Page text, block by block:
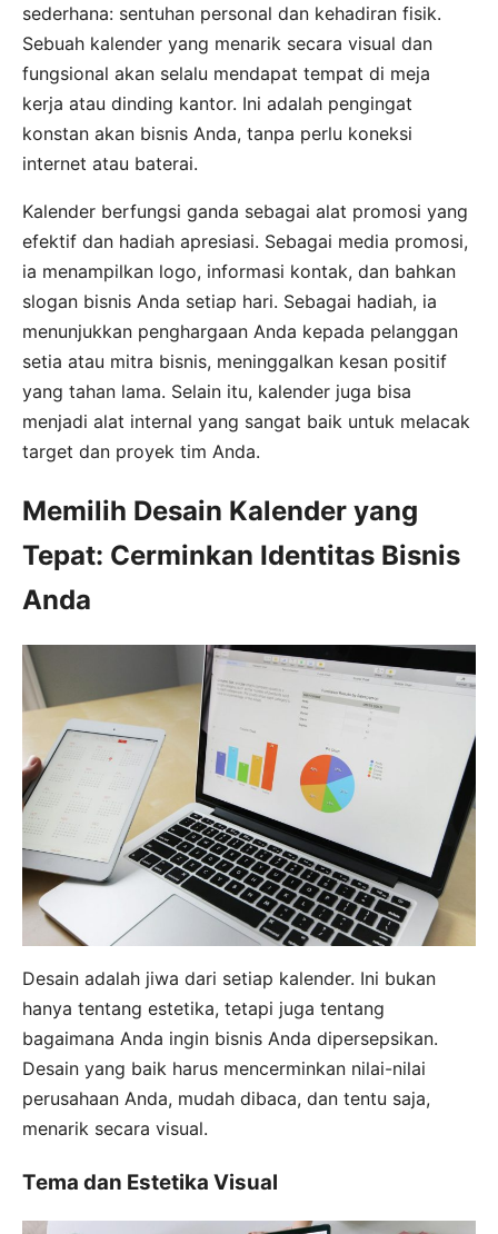
sederhana: sentuhan personal dan kehadiran fisik.
Sebuah kalender yang menarik secara visual dan
fungsional akan selalu mendapat tempat di meja
kerja atau dinding kantor. Ini adalah pengingat
konstan akan bisnis Anda, tanpa perlu koneksi
internet atau baterai.
Kalender berfungsi ganda sebagai alat promosi yang
efektif dan hadiah apresiasi. Sebagai media promosi,
ia menampilkan logo, informasi kontak, dan bahkan
slogan bisnis Anda setiap hari. Sebagai hadiah, ia
menunjukkan penghargaan Anda kepada pelanggan
setia atau mitra bisnis, meninggalkan kesan positif
yang tahan lama. Selain itu, kalender juga bisa
menjadi alat internal yang sangat baik untuk melacak
target dan proyek tim Anda.
Memilih Desain Kalender yang
Tepat: Cerminkan Identitas Bisnis
Anda
Desain adalah jiwa dari setiap kalender. Ini bukan
hanya tentang estetika, tetapi juga tentang
bagaimana Anda ingin bisnis Anda dipersepsikan.
Desain yang baik harus mencerminkan nilai-nilai
perusahaan Anda, mudah dibaca, dan tentu saja,
menarik secara visual.
Tema dan Estetika Visual